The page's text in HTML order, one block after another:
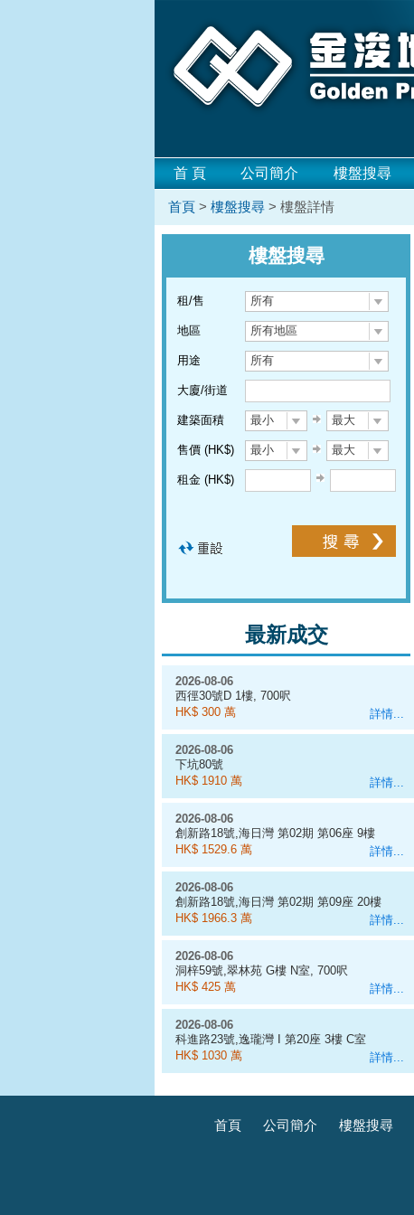
首 頁 公司簡介 樓盤搜尋
首頁 > 樓盤搜尋 > 樓盤詳情
樓盤搜尋
租/售 所有
地區 所有地區
用途 所有
大廈/街道
建築面積 最小 最大
售價 (HK$) 最小 最大
租金 (HK$)
最新成交
詳情...
2026-08-06
西徑30號D 1樓, 700呎
HK$ 300 萬
詳情...
2026-08-06
下坑80號
HK$ 1910 萬
詳情...
2026-08-06
創新路18號,海日灣 第02期 第06座 9樓
D室
HK$ 1529.6 萬
詳情...
2026-08-06
創新路18號,海日灣 第02期 第09座 20樓
J室
HK$ 1966.3 萬
詳情...
2026-08-06
洞梓59號,翠林苑 G樓 N室, 700呎
HK$ 425 萬
詳情...
2026-08-06
科進路23號,逸瓏灣 I 第20座 3樓 C室
HK$ 1030 萬
首頁 公司簡介 樓盤搜尋